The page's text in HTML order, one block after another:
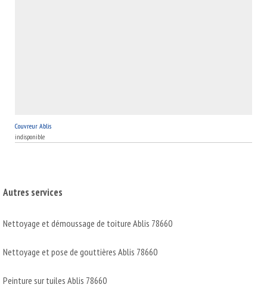
Couvreur Ablis
indisponible
Autres services
Nettoyage et démoussage de toiture Ablis 78660
Nettoyage et pose de gouttières Ablis 78660
Peinture sur tuiles Ablis 78660